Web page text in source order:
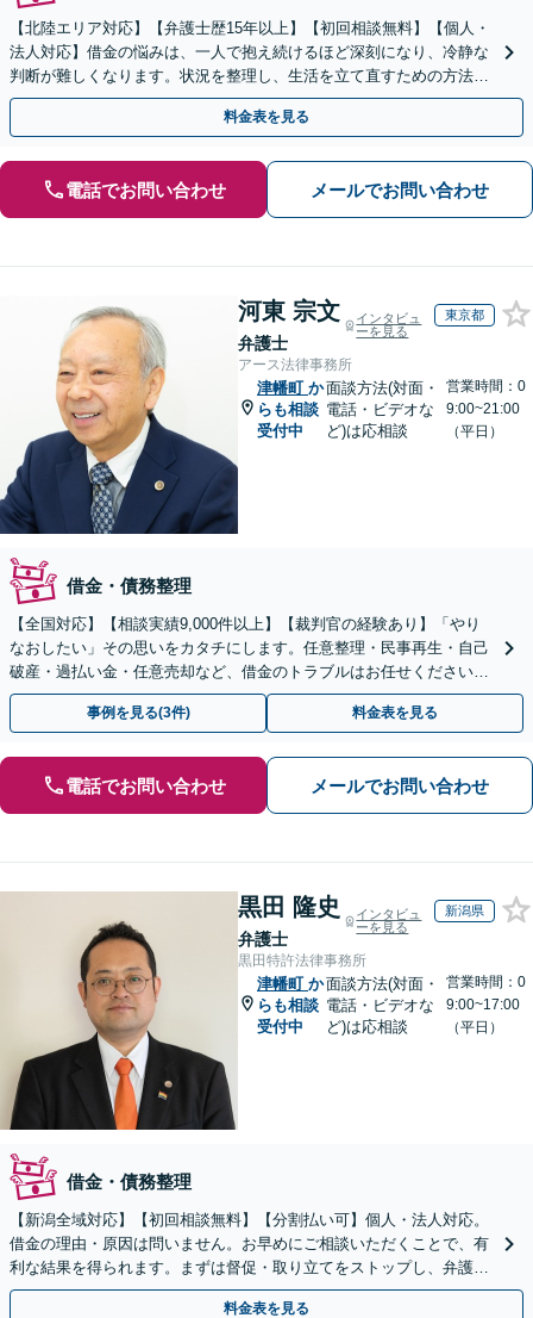
【北陸エリア対応】【弁護士歴15年以上】【初回相談無料】【個人・
法人対応】借金の悩みは、一人で抱え続けるほど深刻になり、冷静な
判断が難しくなります。状況を整理し、生活を立て直すための方法は
あります。まずは当事務所へ、一度ご相談ください。
料金表を見る
電話でお問い合わせ メールでお問い合わせ
河東 宗文
弁護士
インタビュ
ーを見る
東京都
アース法律事務所
津幡町 か
らも相談
受付中
面談方法(対面・
電話・ビデオな
ど)は応相談
営業時間：0
9:00~21:00
（平日）
借金・債務整理
【全国対応】【相談実績9,000件以上】【裁判官の経験あり】「やり
なおしたい」その思いをカタチにします。任意整理・民事再生・自己
破産・過払い金・任意売却など、借金のトラブルはお任せください。
【初回相談無料】【全国対応可能】
事例を見る(3件) 料金表を見る
電話でお問い合わせ メールでお問い合わせ
黒田 隆史
弁護士
インタビュ
ーを見る
新潟県
黒田特許法律事務所
津幡町 か
らも相談
受付中
面談方法(対面・
電話・ビデオな
ど)は応相談
営業時間：0
9:00~17:00
（平日）
借金・債務整理
【新潟全域対応】【初回相談無料】【分割払い可】個人・法人対応。
借金の理由・原因は問いません。お早めにご相談いただくことで、有
利な結果を得られます。まずは督促・取り立てをストップし、弁護士
とともに最善の解決策を話し合いましょう。【駐車場有】
料金表を見る